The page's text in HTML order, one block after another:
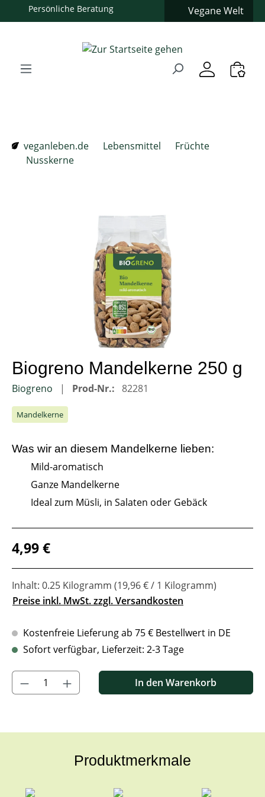
Zum Hauptinhalt springen
Zur Hauptnavigation springen
Persönliche Beratung Vegane Welt
veganleben.de
Lebensmittel
Früchte
Nusskerne
Biogreno Mandelkerne 250 g
Biogreno Prod-Nr.: 82281
Mandelkerne
Was wir an diesem Mandelkerne lieben:
Mild-aromatisch
Ganze Mandelkerne
Ideal zum Müsli, in Salaten oder Gebäck
Regulärer Preis:
4,99 €
Inhalt: 0.25 Kilogramm (19,96 € / 1 Kilogramm)
Preise inkl. MwSt. zzgl. Versandkosten
Kostenfreie Lieferung ab 75 € Bestellwert in DE
Sofort verfügbar, Lieferzeit: 2-3 Tage
Produkt Anzahl: Gib den gewünschten Wert ein oder benutze
In den Warenkorb
Produktmerkmale